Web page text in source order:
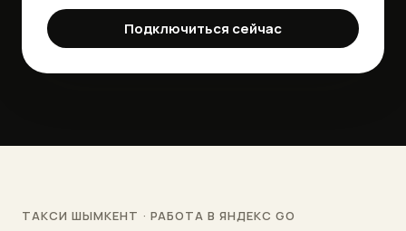
Подключиться сейчас
ТАКСИ ШЫМКЕНТ · РАБОТА В ЯНДЕКС GO